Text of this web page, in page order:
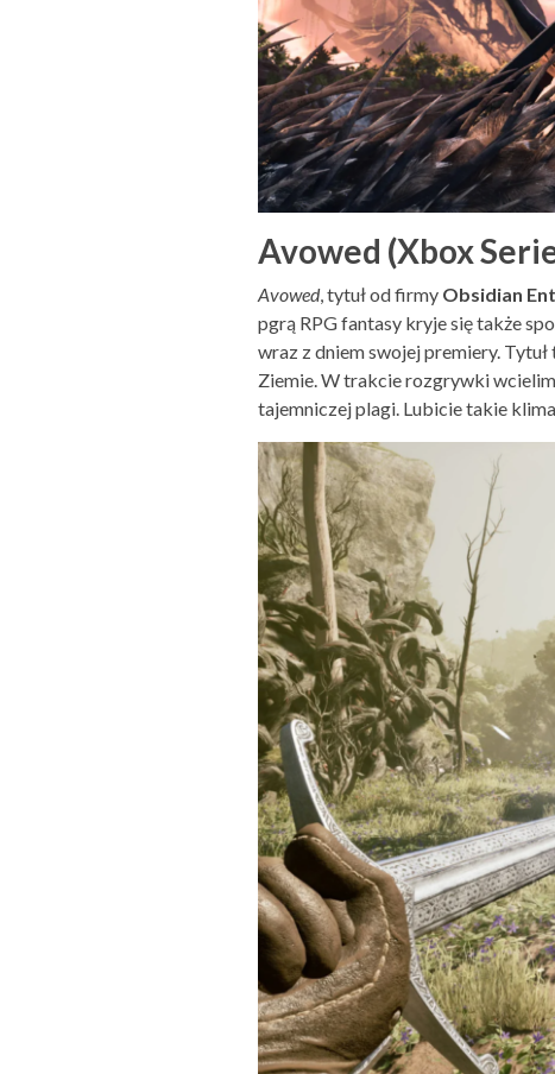
Avowed (Xbox
Avowed, tytuł od firmy Obsidian
pgrą RPG fantasy kryje się także
wraz z dniem swojej premiery.
Ziemie. W trakcie rozgrywki
tajemniczej plagi. Lubicie takie